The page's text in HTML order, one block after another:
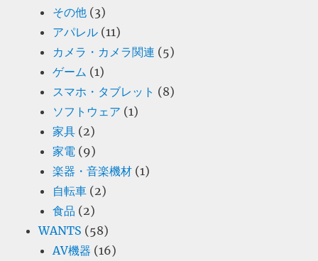
その他 (3)
アパレル (11)
カメラ・カメラ関連 (5)
ゲーム (1)
スマホ・タブレット (8)
ソフトウェア (1)
家具 (2)
家電 (9)
楽器・音楽機材 (1)
自転車 (2)
食品 (2)
WANTS (58)
AV機器 (16)